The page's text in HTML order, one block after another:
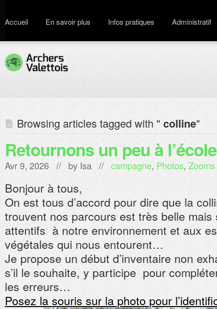
Accueil En savoir plus Infos pratiques Administratif
Browsing articles tagged with " colline"
Retournons un peu à
Avr 9, 2026 // by Isa // campagne, Photos, Zooms
Bonjour à tous,
On est tous d’accord pour dire que la
trouvent nos parcours est très belle mais
attentifs à notre environnement et aux
végétales qui nous entourent…
Je propose un début d’inventaire non
s’il le souhaite, y participe pour
les erreurs…
Posez la souris sur la photo pour